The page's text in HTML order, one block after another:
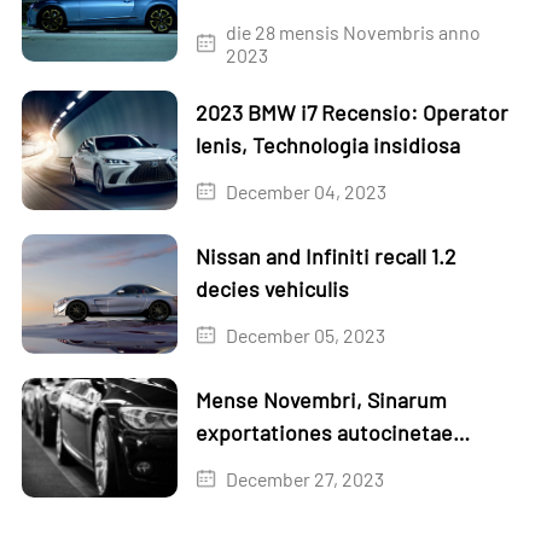
die 28 mensis Novembris anno
2023
2023 BMW i7 Recensio: Operator
lenis, Technologia insidiosa
December 04, 2023
Nissan and Infiniti recall 1.2
decies vehiculis
December 05, 2023
Mense Novembri, Sinarum
exportationes autocinetae
auctae sunt 1.3% mense in mense
December 27, 2023